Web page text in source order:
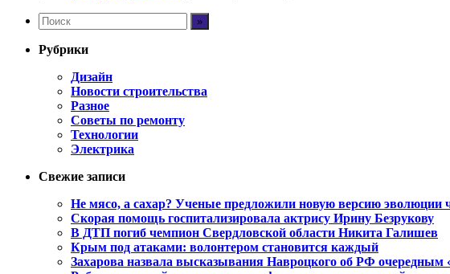
Рубрики
Дизайн
Новости строительства
Разное
Советы по ремонту
Технологии
Электрика
Свежие записи
Не мясо, а сахар? Ученые предложили новую версию эволюции
Скорая помощь госпитализировала актрису Ирину Безрукову
В ДТП погиб чемпион Свердловской области Никита Галишев
Крым под атаками: волонтером становится каждый
Захарова назвала высказывания Навроцкого об РФ очередным